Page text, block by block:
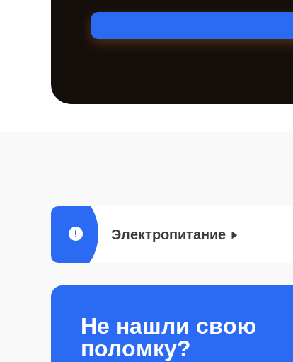
Электропитание
Не нашли свою
поломку?